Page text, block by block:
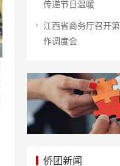
传递节日温暖
江西省商务厅召开
作调度会
侨团新闻